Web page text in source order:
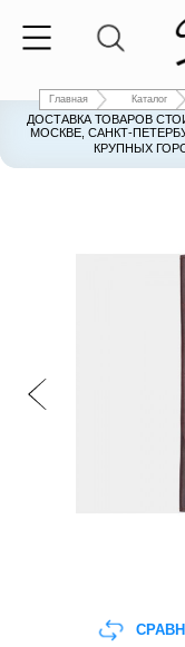
Главная Каталог
ДОСТАВКА ТОВАРОВ
МОСКВЕ, САНКТ-
КРУПНЫХ
ДОСТАВКА ТОВАРОВ
МОСКВЕ, САНКТ-
КРУПНЫХ